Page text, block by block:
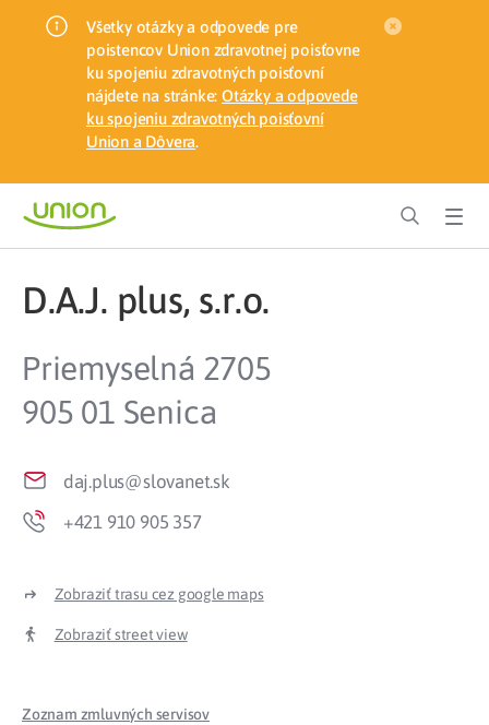
Všetky otázky a odpovede pre
poistencov Union zdravotnej poisťovne
ku spojeniu zdravotných poisťovní
nájdete na stránke: Otázky a odpovede
ku spojeniu zdravotných poisťovní
Union a Dôvera.
D.A.J. plus, s.r.o.
Priemyselná 2705
905 01 Senica
daj.plus@slovanet.sk
+421 910 905 357
Zobraziť trasu cez google maps
Zobraziť street view
Zoznam zmluvných servisov